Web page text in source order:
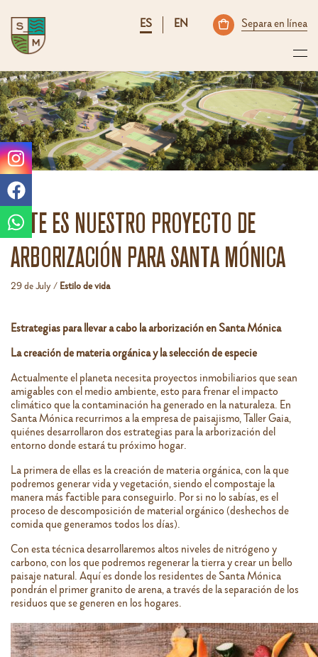
ES EN Separa en línea
ESTE ES NUESTRO PROYECTO DE
ARBORIZACIÓN PARA SANTA MÓNICA
29 de July / Estilo de vida
Estrategias para llevar a cabo la arborización en Santa Mónica
La creación de materia orgánica y la selección de especie
Actualmente el planeta necesita proyectos inmobiliarios que sean
amigables con el medio ambiente, esto para frenar el impacto
climático que la contaminación ha generado en la naturaleza. En
Santa Mónica recurrimos a la empresa de paisajismo, Taller Gaia,
quiénes desarrollaron dos estrategias para la arborización del
entorno donde estará tu próximo hogar.
La primera de ellas es la creación de materia orgánica, con la que
podremos generar vida y vegetación, siendo el compostaje la
manera más factible para conseguirlo. Por si no lo sabías, es el
proceso de descomposición de material orgánico (deshechos de
comida que generamos todos los días).
Con esta técnica desarrollaremos altos niveles de nitrógeno y
carbono, con los que podremos regenerar la tierra y crear un bello
paisaje natural. Aquí es donde los residentes de Santa Mónica
pondrán el primer granito de arena, a través de la separación de los
residuos que se generen en los hogares.